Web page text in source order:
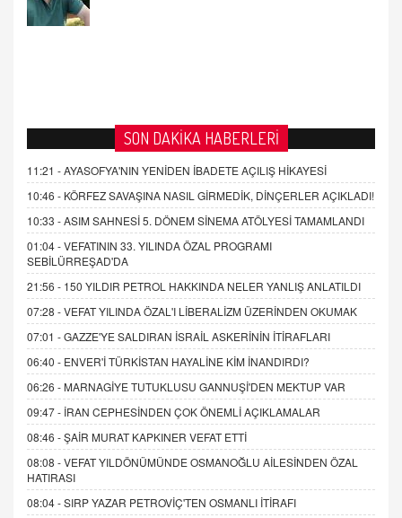
SON DAKİKA HABERLERİ
11:21 -AYASOFYA'NIN YENİDEN İBADETE AÇILIŞ HİKAYESİ
10:46 - KÖRFEZ SAVAŞINA NASIL GİRMEDİK, DİNÇERLER AÇIKLADI!
10:33 -ASIM SAHNESİ 5. DÖNEM SİNEMA ATÖLYESİ TAMAMLANDI
01:04 -VEFATININ 33. YILINDA ÖZAL PROGRAMI
SEBİLÜRREŞAD'DA
21:56 - 150 YILDIR PETROL HAKKINDA NELER YANLIŞ ANLATILDI
07:28 -VEFAT YILINDA ÖZAL'I LİBERALİZM ÜZERİNDEN OKUMAK
07:01 -GAZZE'YE SALDIRAN İSRAİL ASKERİNİN İTİRAFLARI
06:40 - ENVER'İ TÜRKİSTAN HAYALİNE KİM İNANDIRDI?
06:26 - MARNAGİYE TUTUKLUSU GANNUŞİ'DEN MEKTUP VAR
09:47 - İRAN CEPHESİNDEN ÇOK ÖNEMLİ AÇIKLAMALAR
08:46 -ŞAİR MURAT KAPKINER VEFAT ETTİ
08:08 -VEFAT YILDÖNÜMÜNDE OSMANOĞLU AİLESİNDEN ÖZAL
HATIRASI
08:04 -SIRP YAZAR PETROVİÇ'TEN OSMANLI İTİRAFI